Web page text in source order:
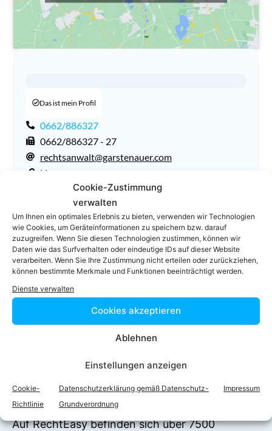
Cookie-Zustimmung
verwalten
Um Ihnen ein optimales Erlebnis zu bieten, verwenden wir Technologien
wie Cookies, um Geräteinformationen zu speichern bzw. darauf
zuzugreifen. Wenn Sie diesen Technologien zustimmen, können wir
Daten wie das Surfverhalten oder eindeutige IDs auf dieser Website
verarbeiten. Wenn Sie Ihre Zustimmung nicht erteilen oder zurückziehen,
können bestimmte Merkmale und Funktionen beeinträchtigt werden.
Dienste verwalten
Cookies akzeptieren
Ablehnen
Einstellungen anzeigen
Cookie-
Richtlinie
Datenschutzerklärung gemäß Datenschutz-
Grundverordnung
Impressum
Das ist mein Profil
0662/886327
0662/886327 - 27
rechtsanwalt@garstenauer.com
Homepage
Facebook
LinkedIn WhatsApp
Jetzt zum Newsletter
anmelden!
Auf RechtEasy befinden sich über 7500